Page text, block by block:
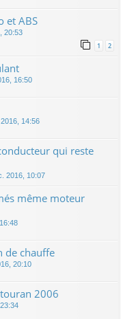
et ABS
20:53
1 2
16:50
14:56
qui reste
2016, 10:07
même moteur
de chauffe
20:10
2006